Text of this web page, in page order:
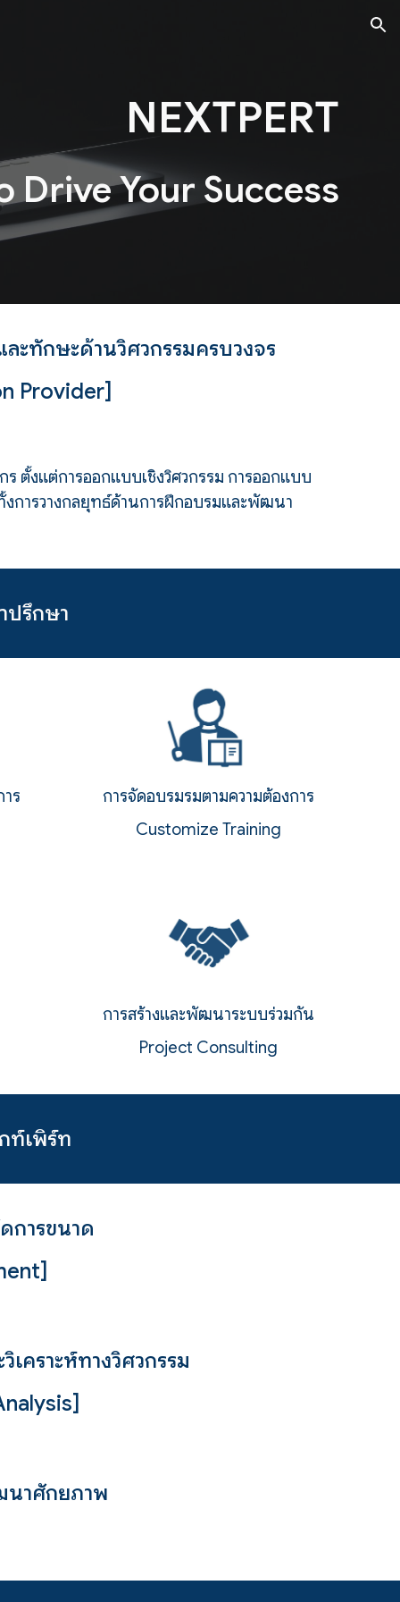
NEXTPERT
Drive Your Success
ะทักษะด้านวิศวกรรมครบวงจร
Provider]
ร ตั้งแต่การออกแบบเชิงวิศวกรรม การออกแบบ
การวางกลยุทธ์ด้านการฝึกอบรมและพัฒนา
ปรึกษา
ร
การจัดอบรมรมตามความต้องการ
Customize Training
การสร้างและพัฒนาระบบร่วมกัน
Project Consulting
ท์เพิร์ท
การขนาด
]
คราะห์ทางวิศวกรรม
าศักยภาพ